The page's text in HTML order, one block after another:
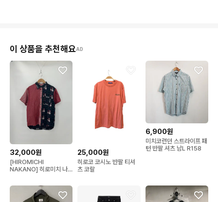
이 상품을 추천해요AD
32,000원
[HIROMICHI
NAKANO] 히로미치 나
25,000원
히로코 코시노 반팔 티셔
츠 코랄
6,900원
미치코런던 스트라이프 패
턴 반팔 셔츠 남L R158